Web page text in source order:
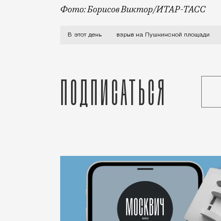
Фото: Борисов Виктор/ИТАР-ТАСС
По вечерам в переходе под
В этот день взрыв на Пушкинской площади
Подписаться